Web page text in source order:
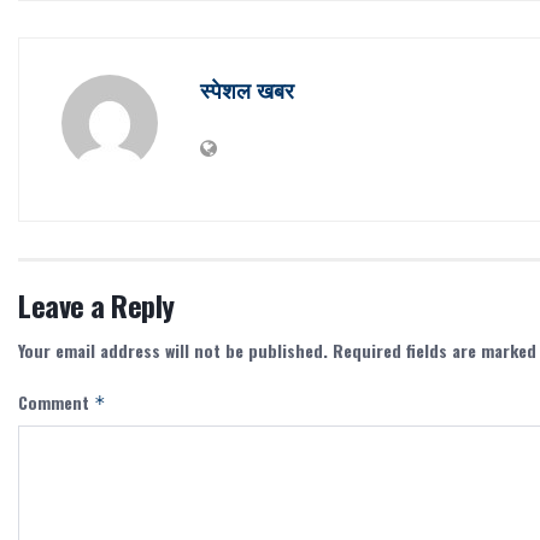
स्पेशल खबर
Leave a Reply
Your email address will not be published. Required fields are marked
Comment *